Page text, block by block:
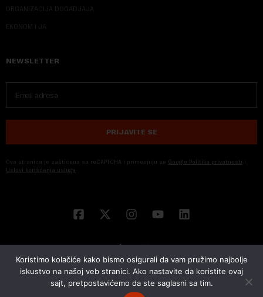
ORGANIZACIJA DOGADJAJA
EKONOM I JA
NEWSLETTER
PRIJAVITE SE
Ova stranica je zaštićena sa reCAPTCHA i primenjuju se Google Politika privatnosti i
Uslovi korišćenja usluge
© 2026 NOVA EKONOMIJA | SVA PRAVA ZADŽANA | DEVELOPED BY
Koristimo kolačiće kako bismo osigurali da vam pružimo najbolje
iskustvo na našoj veb stranici. Ako nastavite da koristite ovaj
sajt, pretpostavićemo da ste saglasni sa tim.